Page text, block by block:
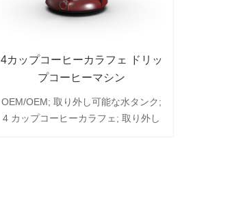
4カップコーヒーカラフェ ドリッ
プコーヒーマシン
OEM/OEM; 取り外し可能な水タンク;
4 カップコーヒーカラフェ; 取り外し